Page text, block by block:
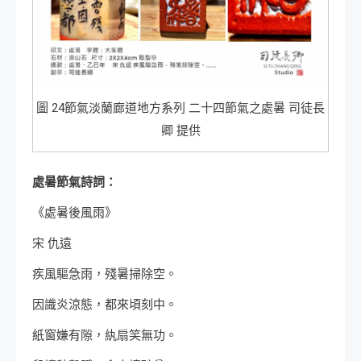
圖 24節氣淡蘭廊道地方系列 二十四節氣之處暑 司徒長
卿 提供
處暑節氣詩詞：
《處暑後風雨》
宋 仇遠
疾風驅急雨，殘暑掃除空。
因識炎涼態，都來頃刻中。
紙窗嫌有隙，紈扇笑無功。